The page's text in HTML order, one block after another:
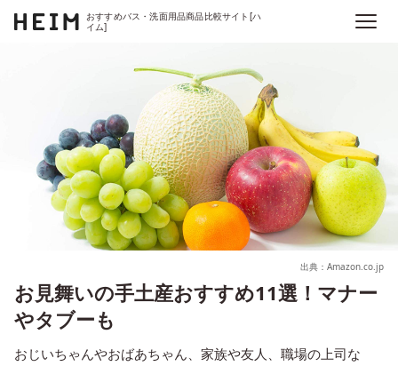
おすすめバス・洗面用品商品比較サイト[ハ
イム]
出典：Amazon.co.jp
お見舞いの手土産おすすめ11選！マナー
やタブーも
おじいちゃんやおばあちゃん、家族や友人、職場の上司な